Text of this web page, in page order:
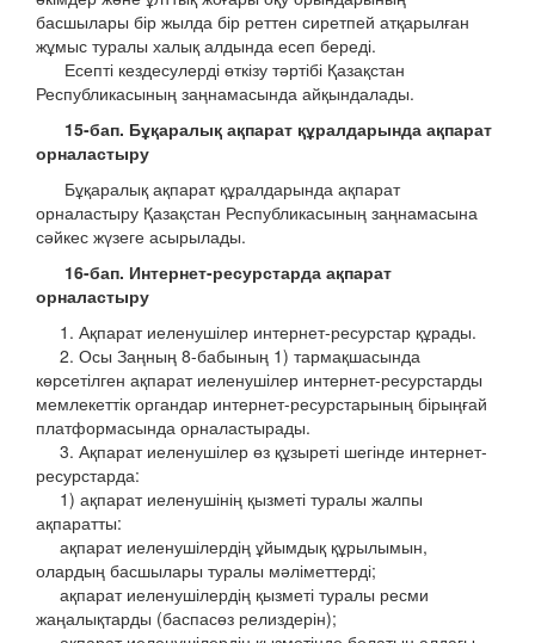
басшылары бір жылда бір реттен сиретпей атқарылған
жұмыс туралы халық алдында есеп береді.
Есепті кездесулерді өткізу тәртібі Қазақстан
Республикасының заңнамасында айқындалады.
15-бап. Бұқаралық ақпарат құралдарында ақпарат
орналастыру
Бұқаралық ақпарат құралдарында ақпарат
орналастыру Қазақстан Республикасының заңнамасына
сәйкес жүзеге асырылады.
16-бап. Интернет-ресурстарда ақпарат
орналастыру
1. Ақпарат иеленушілер интернет-ресурстар құрады.
2. Осы Заңның 8-бабының 1) тармақшасында
көрсетілген ақпарат иеленушілер интернет-ресурстарды
мемлекеттік органдар интернет-ресурстарының бірыңғай
платформасында орналастырады.
3. Ақпарат иеленушілер өз құзыреті шегінде интернет-
ресурстарда:
1) ақпарат иеленушінің қызметі туралы жалпы
ақпаратты:
ақпарат иеленушілердің ұйымдық құрылымын,
олардың басшылары туралы мәліметтерді;
ақпарат иеленушілердің қызметі туралы ресми
жаңалықтарды (баспасөз релиздерін);